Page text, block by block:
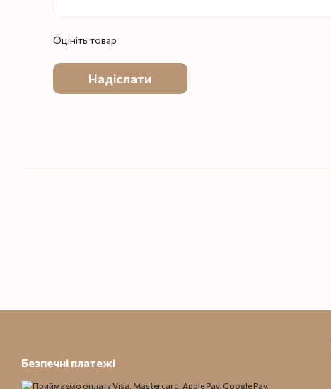
Оцініть товар
Надіслати
Безпечні платежі